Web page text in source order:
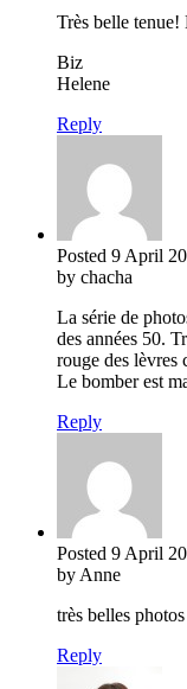
Très belle tenue!
Biz
Helene
Reply
Posted 9 April
by chacha
La série de
des années 50.
rouge des lèvres
Le bomber est
Reply
Posted 9 April
by Anne
très belles
Reply